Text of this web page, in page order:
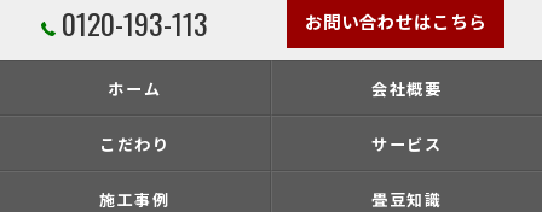
0120-193-113 お問い合わせはこちら
ホーム 会社概要
こだわり サービス
施工事例 畳豆知識